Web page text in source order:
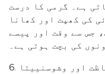
ہے۔ گرمی کا درست
کی کھپت اور کھانا
جس سے وقت اور پیسے
کی بچت ہوتی ہے۔
اور وشوسنییتا